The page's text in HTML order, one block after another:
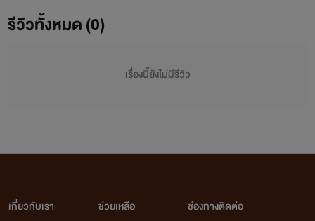
เผยแพร่อย่างเป็นทางการโดย OokbeeU และ China Literature
เจ้าของลิขสิทธิ์ต้นฉบับ China Literature
จากใจเก๋อเก๋อ
นิยายทุกเรื่องที่อยู่ในโปรเจกต์หอหมื่นอักษรเราเป็นนิยายที่เก๋อเก๋อพยายามพิถีพิถันคัดเลือก
รีวิวทั้งหมด (0)
เรื่องนี้ยังไม่มีรีวิว
เกี่ยวกับเรา
ช่วยเหลือ
ช่องทางติดต่อ